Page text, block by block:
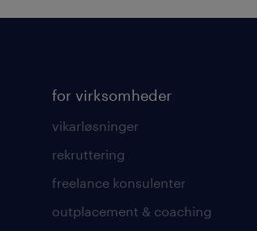
for virksomheder
vikarløsninger
rekruttering
freelance konsulenter
outplacement & coaching